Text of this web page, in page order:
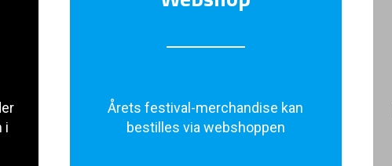
i
Årets festival-merchandise kan
bestilles via webshoppen